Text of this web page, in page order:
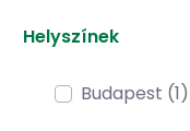
Helyszínek
Budapest (1)